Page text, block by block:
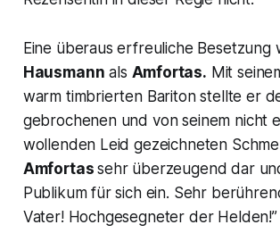
Eine überaus erfreuliche Besetzung
Hausmann als Amfortas. Mit
warm timbrierten Bariton stellte er
gebrochenen und von seinem nicht
wollenden Leid gezeichneten
Amfortas sehr überzeugend dar
Publikum für sich ein. Sehr
Vater! Hochgesegneter der Helden!”